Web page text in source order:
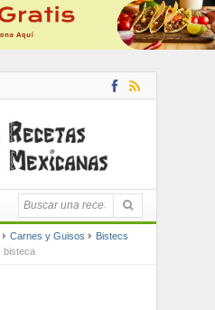
Carnes y Guisos
Bistecs
bisteca